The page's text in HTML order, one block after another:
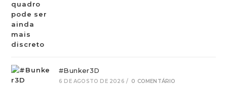
#Bunker3D
6 DE AGOSTO DE 2026 / 0 COMENTÁRIO